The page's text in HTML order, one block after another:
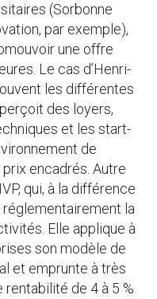
(Sorbonne
par exemple),
une offre
Le cas d’Henri-
les différentes
des loyers,
et les start-
de
encadrés. Autre
qui, à la différence
réglementairement la
Elle applique à
son modèle de
et emprunte à très
rentabilité de 4 à 5 %